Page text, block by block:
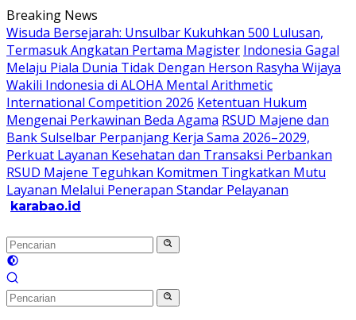
Langsung
ke
konten
Breaking News
Wisuda Bersejarah: Unsulbar Kukuhkan 500 Lulusan,
Termasuk Angkatan Pertama Magister Indonesia Gagal
Melaju Piala Dunia Tidak Dengan Herson Rasyha Wijaya
Wakili Indonesia di ALOHA Mental Arithmetic
International Competition 2026 Ketentuan Hukum
Mengenai Perkawinan Beda Agama RSUD Majene dan
Bank Sulselbar Perpanjang Kerja Sama 2026–2029,
Perkuat Layanan Kesehatan dan Transaksi Perbankan
RSUD Majene Teguhkan Komitmen Tingkatkan Mutu
Layanan Melalui Penerapan Standar Pelayanan
karabao.id
dan
Tajam